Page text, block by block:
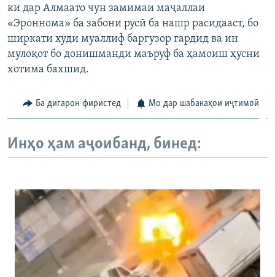
ки дар Алмаато чун замимаи маҷаллаи
«Эроннома» ба забони русӣ ба нашр расидааст, бо
ширкати худи муаллиф баргузор гардид ва ин
мулоқот бо донишманди маъруф ба ҳамоиш ҳусни
хотима бахшид.
Ба дигарон фиристед Мо дар шабакаҳои иҷтимоӣ
Инҳо ҳам аҷоибанд, бинед: